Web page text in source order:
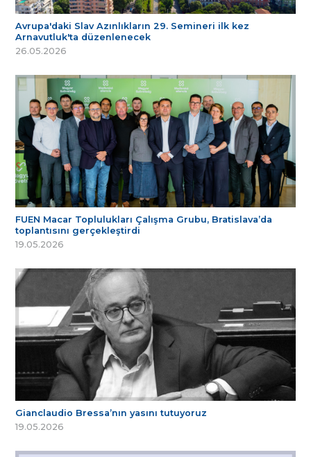
Avrupa'daki Slav Azınlıkların 29. Semineri ilk kez
Arnavutluk'ta düzenlenecek
26.05.2026
FUEN Macar Toplulukları Çalışma Grubu, Bratislava’da
toplantısını gerçekleştirdi
19.05.2026
Gianclaudio Bressa’nın yasını tutuyoruz
19.05.2026